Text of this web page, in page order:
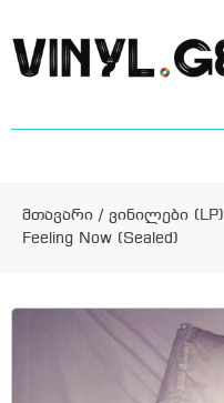
მთავარი / ვინილები (LP)
Feeling Now (Sealed)